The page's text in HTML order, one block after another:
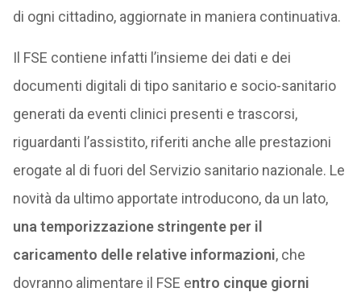
di ogni cittadino, aggiornate in maniera continuativa.
Il FSE contiene infatti l’insieme dei dati e dei
documenti digitali di tipo sanitario e socio-sanitario
generati da eventi clinici presenti e trascorsi,
riguardanti l’assistito, riferiti anche alle prestazioni
erogate al di fuori del Servizio sanitario nazionale. Le
novità da ultimo apportate introducono, da un lato,
una temporizzazione stringente per il
caricamento delle relative informazioni, che
dovranno alimentare il FSE entro cinque giorni